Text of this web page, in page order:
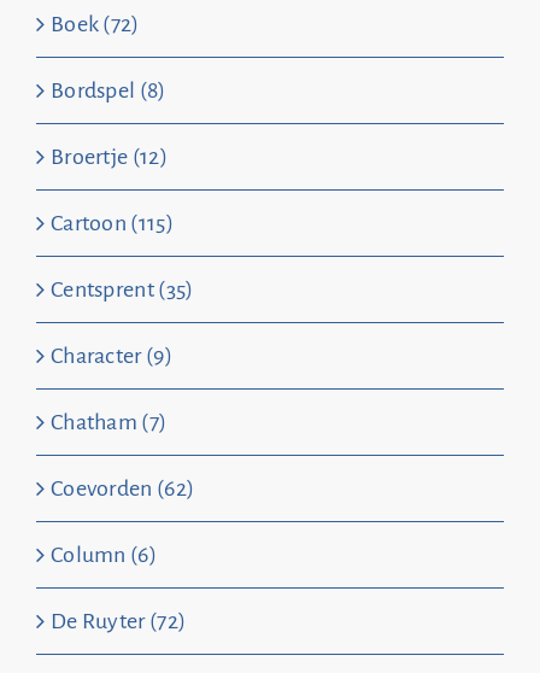
Boek (72)
Bordspel (8)
Broertje (12)
Cartoon (115)
Centsprent (35)
Character (9)
Chatham (7)
Coevorden (62)
Column (6)
De Ruyter (72)